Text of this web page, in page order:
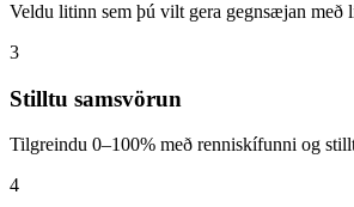
Veldu litinn sem þú vilt gera gegnsæjan
3
Stilltu samsvörun
Tilgreindu 0–100% með renniskífunni og
4